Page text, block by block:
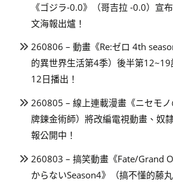
《ゴジラ-0.0》（哥吉拉 -0.0）宣
文海報出爐！
260806 – 動畫《Re:ゼロ 4th
的異世界生活第4季）後半第
12日播出！
260805 – 線上連載漫畫《ニセモ
牌鍊金術師）將改編電視動畫、奴
報公開中！
260803 – 搞笑動畫《Fate/Grand
からないSeason4》（搞不懂的藤